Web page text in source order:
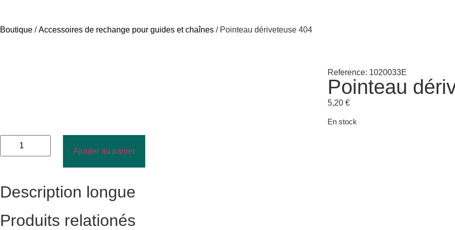
Boutique /Accessoires de rechange pour guides et chaînes / Pointeau dériveteuse 404
Reference: 1020033E
Pointeau
5,20€
En stock
Ajouter au panier
Description longue
Produits relationés